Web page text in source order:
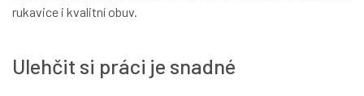
rukavice i kvalitní obuv.
Ulehčit si práci je snadné